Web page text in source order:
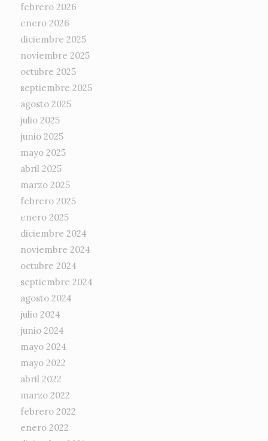
febrero 2026
enero 2026
diciembre 2025
noviembre 2025
octubre 2025
septiembre 2025
agosto 2025
julio 2025
junio 2025
mayo 2025
abril 2025
marzo 2025
febrero 2025
enero 2025
diciembre 2024
noviembre 2024
octubre 2024
septiembre 2024
agosto 2024
julio 2024
junio 2024
mayo 2024
mayo 2022
abril 2022
marzo 2022
febrero 2022
enero 2022